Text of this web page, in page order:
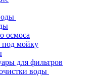
осмоса
мойку
для фильтров
воды